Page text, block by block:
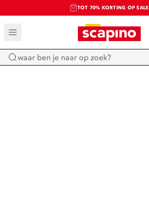
TOT 70% KORTING OP SALE
SALE: LAATSTE KANS!
SHOP NIEUW
Home